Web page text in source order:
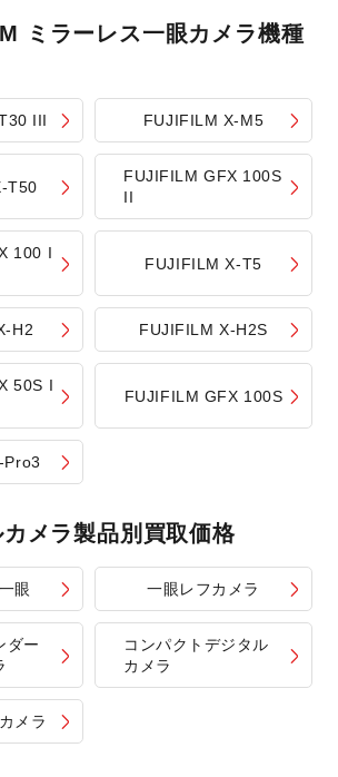
ミラーレス一眼カメラ機種
III FUJIFILM X-M5
T50
FUJIFILM GFX 100S
II
100 I
FUJIFILM X-T5
H2 FUJIFILM X-H2S
50S I
FUJIFILM GFX 100S
Pro3
メラ製品別買取価格
眼 一眼レフカメラ
ダー
コンパクトデジタル
カメラ
メラ